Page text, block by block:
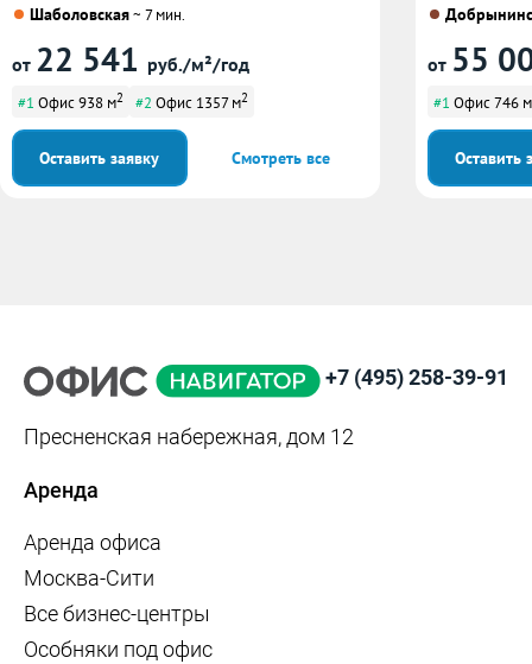
Шаболовская~ 7 мин.
от 22 541 руб./м²/год
#1 Офис 938 м2 #2 Офис 1357 м2
Оставить заявку Смотреть все
от 55
#1 Офис 746 м
Оставить
+7 (495) 258-39-91
Пресненская набережная, дом 12
Аренда
Аренда офиса
Москва-Сити
Все бизнес-центры
Особняки под офис